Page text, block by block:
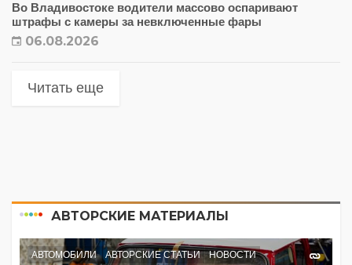
Во Владивостоке водители массово оспаривают
штрафы с камеры за невключенные фары
06.08.2026
Читать еще
АВТОРСКИЕ МАТЕРИАЛЫ
АВТОМОБИЛИ АВТОРСКИЕ СТАТЬИ НОВОСТИ